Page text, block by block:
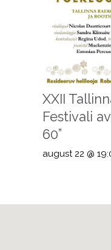
XXII
Festivali
60”
august 22 @